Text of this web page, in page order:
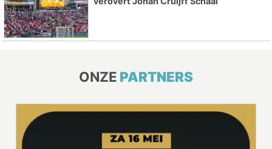
ONZE PARTNERS